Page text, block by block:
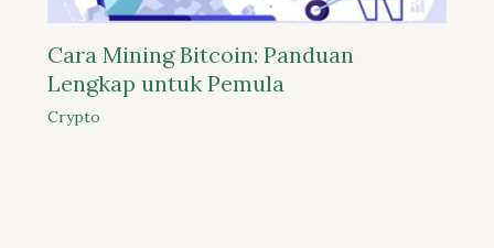
Cara Mining Bitcoin: Panduan
Lengkap untuk Pemula
Crypto